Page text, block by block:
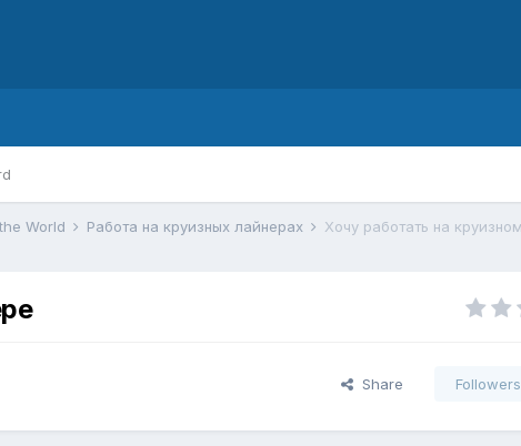
World Работа на круизных лайнерах Хочу работать на
Share Followers